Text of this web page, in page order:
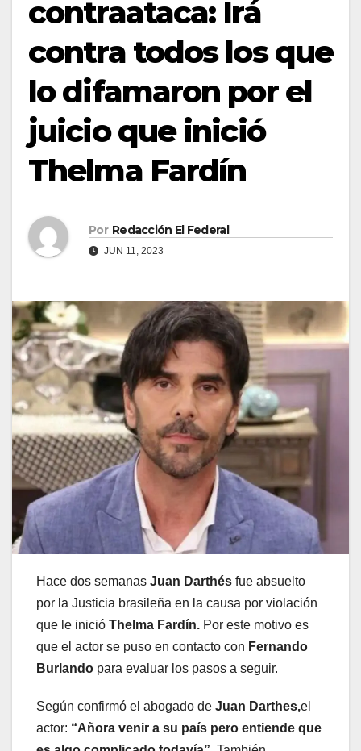
contraataca: Irá
contra todos los que
lo difamaron por el
juicio que inició
Thelma Fardín
Por Redacción El Federal
JUN 11, 2023
Hace dos semanas Juan Darthés fue absuelto
por la Justicia brasileña en la causa por violación
que le inició Thelma Fardín. Por este motivo es
que el actor se puso en contacto con Fernando
Burlando para evaluar los pasos a seguir.
Según confirmó el abogado de Juan Darthes,el
actor: “Añora venir a su país pero entiende que